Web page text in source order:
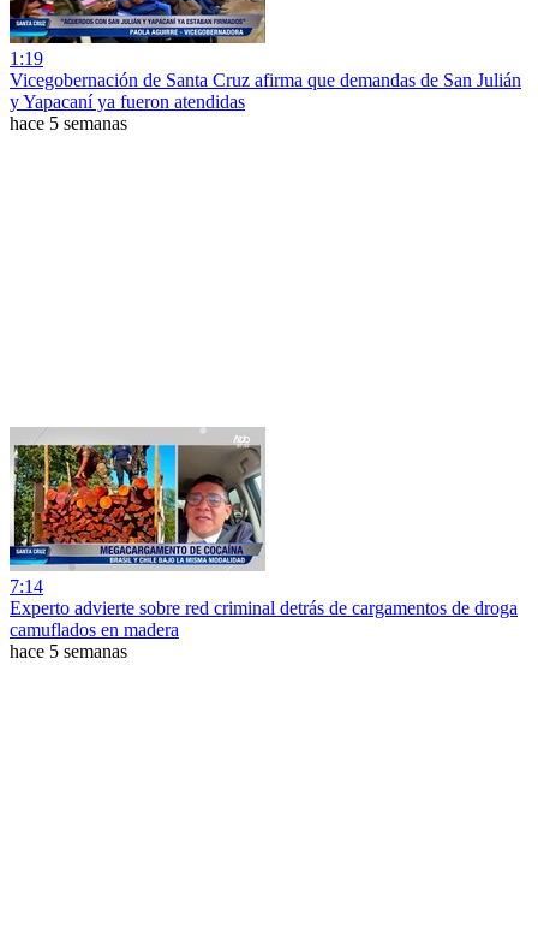
1:19
Vicegobernación de Santa Cruz afirma que demandas de San Julián
y Yapacaní ya fueron atendidas
hace 5 semanas
7:14
Experto advierte sobre red criminal detrás de cargamentos de droga
camuflados en madera
hace 5 semanas